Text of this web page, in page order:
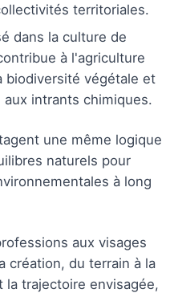
territoriales.
dans la culture de
à l'agriculture
biodiversité végétale et
intrants chimiques.
une même logique
naturels pour
à long
aux visages
création, du terrain à la
la trajectoire envisagée,